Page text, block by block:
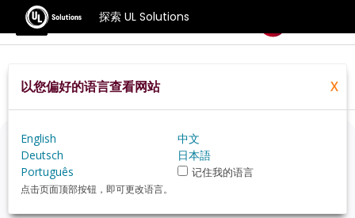
探索 UL Solutions
基准测试
Home Zh Hans Compare
正在考虑升级？
使用 3DMark 游戏玩家的基准测试，来了解您的 PC 与 受
欢迎的 CPU 在性能上的对比。
以您偏好的语言查看网站 X
English
中文
Deutsch
日本語
Português
记住我的语言
点击页面顶部按钮，即可更改语言。